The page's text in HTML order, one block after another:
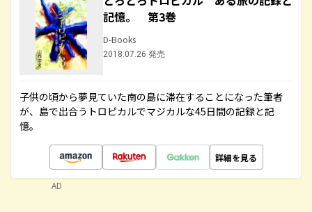
記憶。 第3巻
D-Books
2018.07.26 発売
子供の頃から夢見ていた南の島に滞在することになった筆者
が、島で出合うトロピカルでマジカルな45日間の記録と記
憶。
詳細を見る
AD